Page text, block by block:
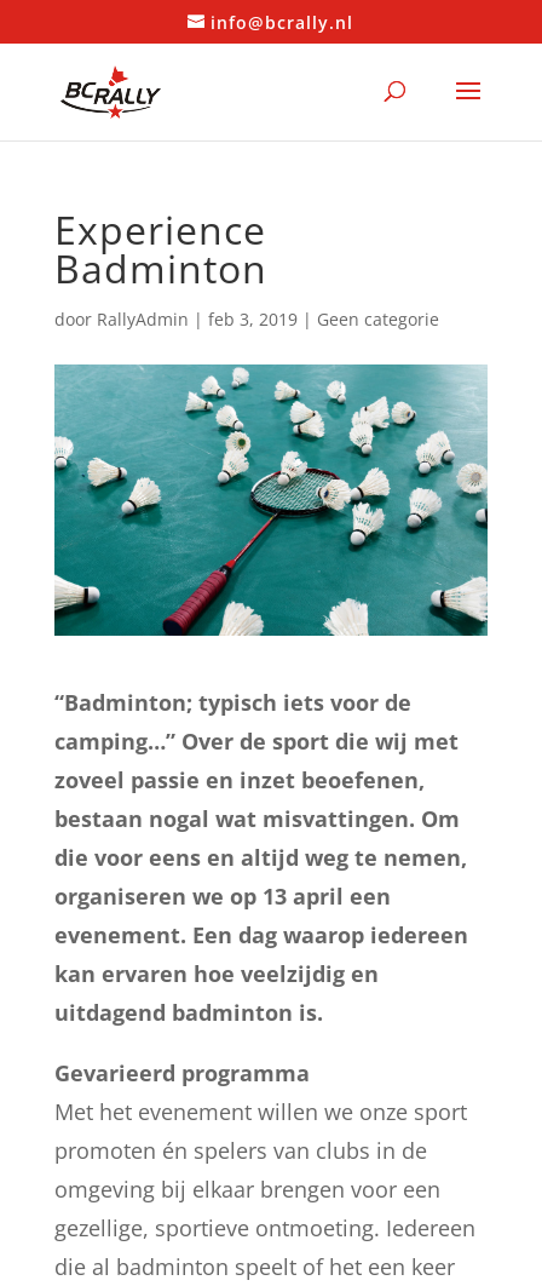
info@bcrally.nl
Experience
Badminton
door RallyAdmin | feb 3, 2019| Geen categorie
“Badminton; typisch iets voor de
camping…” Over de sport die wij met
zoveel passie en inzet beoefenen,
bestaan nogal wat misvattingen. Om
die voor eens en altijd weg te nemen,
organiseren we op 13 april een
evenement. Een dag waarop iedereen
kan ervaren hoe veelzijdig en
uitdagend badminton is.
Gevarieerd programma
Met het evenement willen we onze sport
promoten én spelers van clubs in de
omgeving bij elkaar brengen voor een
gezellige, sportieve ontmoeting. Iedereen
die al badminton speelt of het een keer